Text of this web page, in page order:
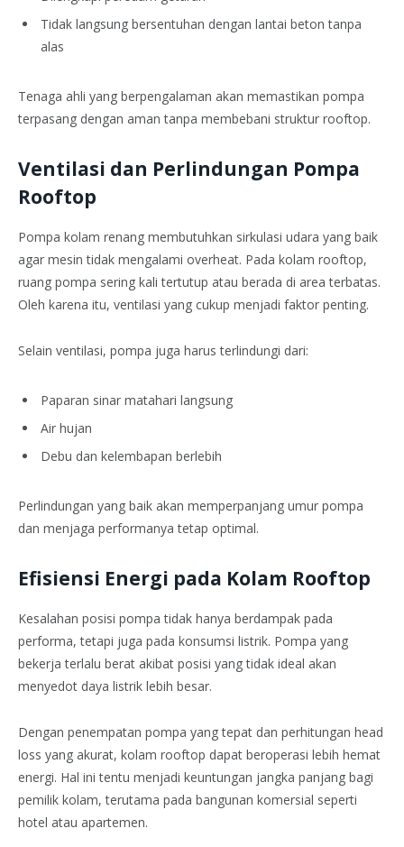
Tidak langsung bersentuhan dengan lantai beton tanpa
alas
Tenaga ahli yang berpengalaman akan memastikan pompa
terpasang dengan aman tanpa membebani struktur rooftop.
Ventilasi dan Perlindungan Pompa
Rooftop
Pompa kolam renang membutuhkan sirkulasi udara yang baik
agar mesin tidak mengalami overheat. Pada kolam rooftop,
ruang pompa sering kali tertutup atau berada di area terbatas.
Oleh karena itu, ventilasi yang cukup menjadi faktor penting.
Selain ventilasi, pompa juga harus terlindungi dari:
Paparan sinar matahari langsung
Air hujan
Debu dan kelembapan berlebih
Perlindungan yang baik akan memperpanjang umur pompa
dan menjaga performanya tetap optimal.
Efisiensi Energi pada Kolam Rooftop
Kesalahan posisi pompa tidak hanya berdampak pada
performa, tetapi juga pada konsumsi listrik. Pompa yang
bekerja terlalu berat akibat posisi yang tidak ideal akan
menyedot daya listrik lebih besar.
Dengan penempatan pompa yang tepat dan perhitungan head
loss yang akurat, kolam rooftop dapat beroperasi lebih hemat
energi. Hal ini tentu menjadi keuntungan jangka panjang bagi
pemilik kolam, terutama pada bangunan komersial seperti
hotel atau apartemen.